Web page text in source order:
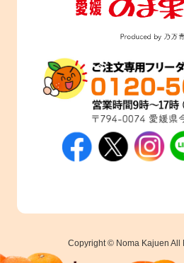
Copyright © Noma Kajuen All